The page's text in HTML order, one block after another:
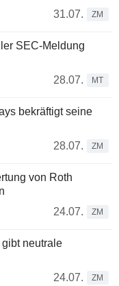
31.07.
ZM
SEC-Meldung
28.07.
MT
bekräftigt seine
28.07.
ZM
von Roth
24.07.
ZM
neutrale
24.07.
ZM